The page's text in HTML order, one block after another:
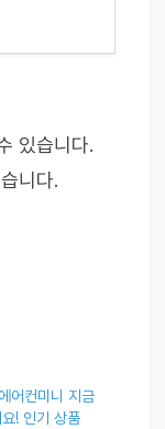
있습니다.
니다.
어컨미니 지금
! 인기 상품